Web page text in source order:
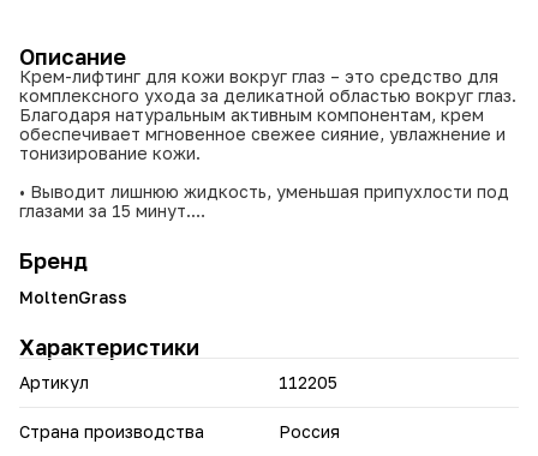
Описание
Крем-лифтинг для кожи вокруг глаз – это средство для
комплексного ухода за деликатной областью вокруг глаз.
Благодаря натуральным активным компонентам, крем
обеспечивает мгновенное свежее сияние, увлажнение и
тонизирование кожи.
• Выводит лишнюю жидкость, уменьшая припухлости под
глазами за 15 минут.
первого применения, выравнивает тон кожи.
• Увлажняет и тонизирует нежную кожу, уменьшая
видимость морщин.
• Содержит натуральные компоненты: экстракт иглицы,
трегалозу, которые оказывают благотворное влияние на
кожу.
• Не содержит парабенов, отдушек и силиконов.
раздражения.
• При регулярном использовании предотвращает
Бренд
MoltenGrass
Характеристики
Артикул 112205
Страна производства Россия